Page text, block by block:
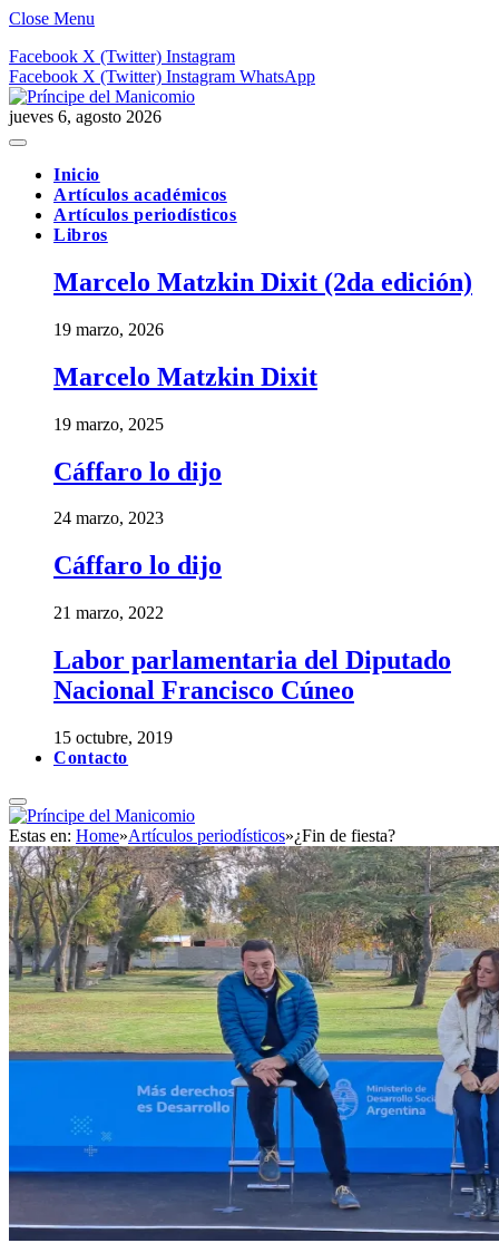
Close Menu
Facebook X (Twitter) Instagram
Facebook X (Twitter) Instagram WhatsApp
jueves 6, agosto 2026
Inicio
Artículos académicos
Artículos periodísticos
Libros
Marcelo Matzkin Dixit (2da edición)
19 marzo, 2026
Marcelo Matzkin Dixit
19 marzo, 2025
Cáffaro lo dijo
24 marzo, 2023
Cáffaro lo dijo
21 marzo, 2022
Labor parlamentaria del Diputado
Nacional Francisco Cúneo
15 octubre, 2019
Contacto
Estas en: Home»Artículos periodísticos»¿Fin de fiesta?